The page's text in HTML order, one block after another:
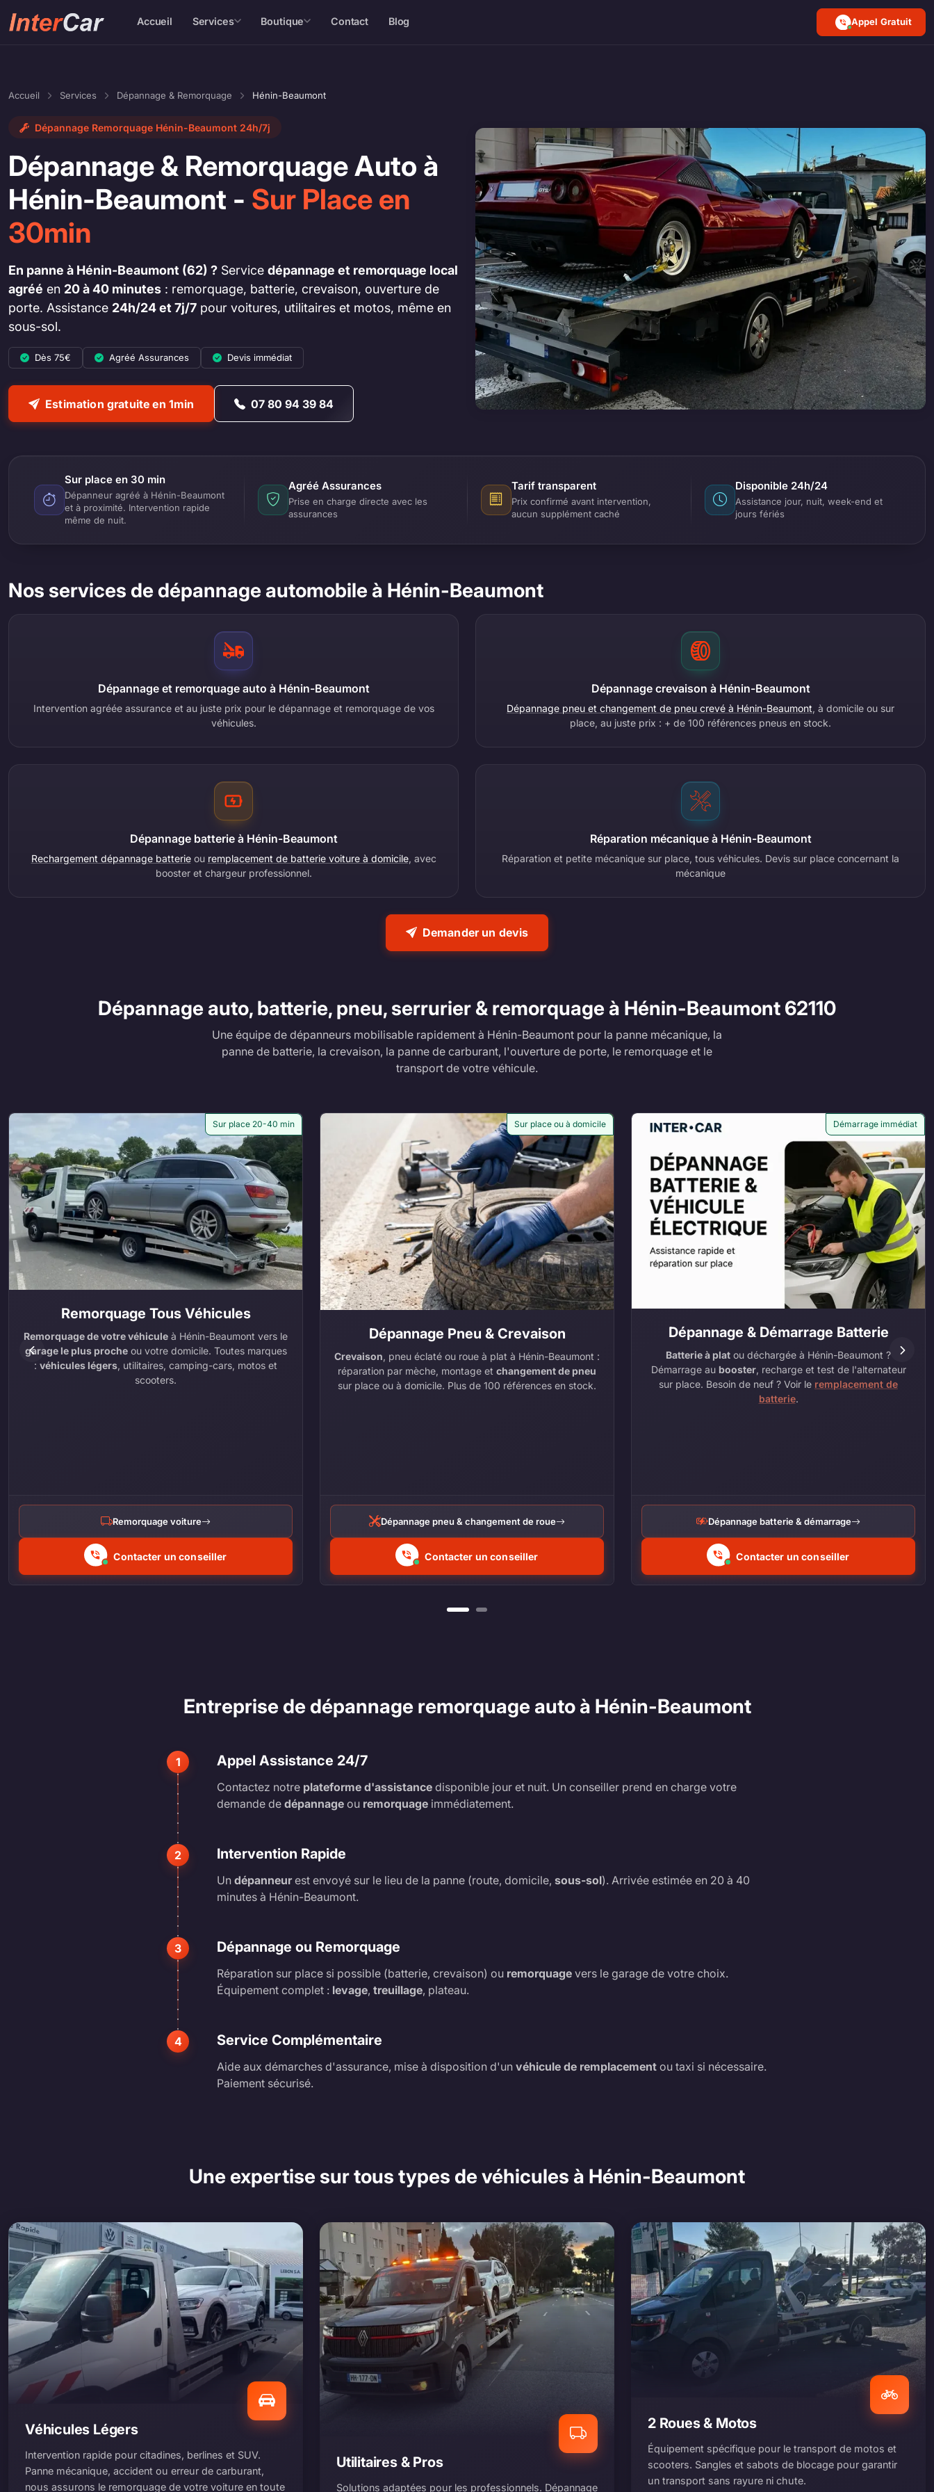
Accueil Services Boutique Contact Blog Appel Gratuit
Accueil Services Dépannage & Remorquage Hénin-Beaumont
Dépannage Remorquage Hénin-Beaumont 24h/7j
Dépannage & Remorquage Auto à
Hénin-Beaumont - Sur Place en
30min
En panne à Hénin-Beaumont (62) ? Service dépannage et remorquage local
agréé en 20 à 40 minutes : remorquage, batterie, crevaison, ouverture de
porte. Assistance 24h/24 et 7j/7 pour voitures, utilitaires et motos, même en
sous-sol.
Dès 75€ Agréé Assurances Devis immédiat
Estimation gratuite en 1min 07 80 94 39 84
Sur place en 30 min
Dépanneur agréé à Hénin-Beaumont
et à proximité. Intervention rapide
même de nuit.
Agréé Assurances
Prise en charge directe avec les
assurances
Tarif transparent
Prix confirmé avant intervention,
aucun supplément caché
Disponible 24h/24
Assistance jour, nuit, week-end et
jours fériés
Nos services de dépannage automobile à Hénin-Beaumont
Dépannage et remorquage auto à Hénin-Beaumont
Intervention agréée assurance et au juste prix pour le dépannage et remorquage de vos
véhicules.
Dépannage crevaison à Hénin-Beaumont
Dépannage pneu et changement de pneu crevé à Hénin-Beaumont, à domicile ou sur
place, au juste prix : + de 100 références pneus en stock.
Dépannage batterie à Hénin-Beaumont
Rechargement dépannage batterieou remplacement de batterie voiture à domicile, avec
booster et chargeur professionnel.
Réparation mécanique à Hénin-Beaumont
Réparation et petite mécanique sur place, tous véhicules. Devis sur place concernant la
mécanique
Demander un devis
Dépannage auto, batterie, pneu, serrurier & remorquage à Hénin-Beaumont 62110
Une équipe de dépanneurs mobilisable rapidement à Hénin-Beaumont pour la panne mécanique, la
panne de batterie, la crevaison, la panne de carburant, l'ouverture de porte, le remorquage et le
transport de votre véhicule.
Sur place 20-40 min
Remorquage Tous Véhicules
Remorquage de votre véhicule à Hénin-Beaumont vers le
garage le plus procheou votre domicile. Toutes marques
: véhicules légers, utilitaires, camping-cars, motos et
scooters.
Remorquage voiture
Contacter un conseiller
Sur place ou à domicile
Dépannage Pneu & Crevaison
Crevaison, pneu éclaté ou roue à plat à Hénin-Beaumont :
réparation par mèche, montage et changement de pneu
sur place ou à domicile. Plus de 100 références en stock.
Dépannage pneu & changement de roue
Contacter un conseiller
Démarrage immédiat
Dépannage & Démarrage Batterie
Batterie à plat ou déchargée à Hénin-Beaumont ?
Démarrage au booster, recharge et test de l'alternateur
sur place. Besoin de neuf ? Voir le remplacement de
batterie.
Dépannage batterie & démarrage
Contacter un conseiller
Entreprise de dépannage remorquage auto à Hénin-Beaumont
1 Appel Assistance 24/7
Contactez notre plateforme d'assistance disponible jour et nuit. Un conseiller prend en charge votre
demande de dépannage ou remorquage immédiatement.
2 Intervention Rapide
Un dépanneurest envoyé sur le lieu de la panne (route, domicile, sous-sol). Arrivée estimée en 20 à 40
minutes à Hénin-Beaumont.
3 Dépannage ou Remorquage
Réparation sur place si possible (batterie, crevaison) ou remorquage vers le garage de votre choix.
Équipement complet : levage, treuillage, plateau.
4 Service Complémentaire
Aide aux démarches d'assurance, mise à disposition d'un véhicule de remplacement ou taxi si nécessaire.
Paiement sécurisé.
Une expertise sur tous types de véhicules à Hénin-Beaumont
Véhicules Légers
Intervention rapide pour citadines, berlines et SUV.
Panne mécanique, accident ou erreur de carburant,
nous assurons le remorquage de votre voiture en toute
Utilitaires & Pros
Solutions adaptées pour les professionnels. Dépannage
2 Roues & Motos
Équipement spécifique pour le transport de motos et
scooters. Sangles et sabots de blocage pour garantir
un transport sans rayure ni chute.